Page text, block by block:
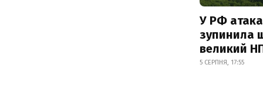
У РФ
зупинила
великий
5 СЕРПНЯ, 17:55